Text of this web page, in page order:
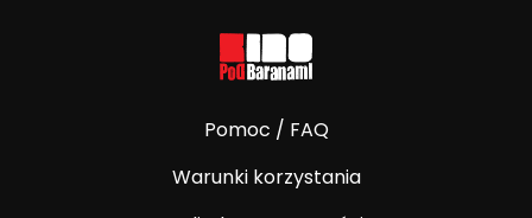
Pomoc / FAQ
Warunki korzystania